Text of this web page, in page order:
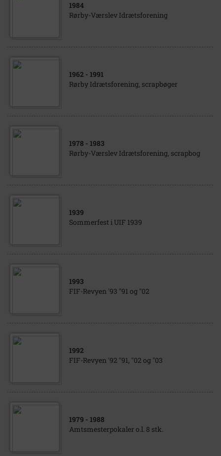
1984
Rørby-Værslev Idrætsforening
1962 - 1991
Rørby Idrætsforening, scrapbøger
1978 - 1983
Rørby-Værslev Idrætsforening, scrapbog
1939
Sommerfest i UIF 1939
1993
FIF-Revyen '93 "91 og "02
1992
FIF-Revyen '92 "91, "02 og "03
1979 - 1988
Amtsmesterpokaler o.l. 8 stk.